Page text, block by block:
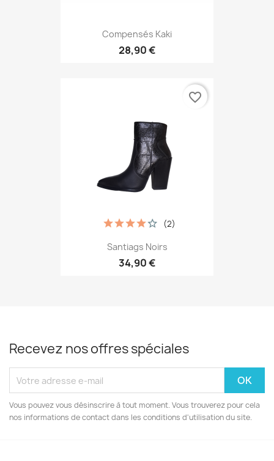
Compensés Kaki
28,90 €
Santiags Noirs
34,90 €
(2)
favorite_border
Recevez nos offres spéciales
Vous pouvez vous désinscrire à tout moment. Vous trouverez pour cela
nos informations de contact dans les conditions d'utilisation du site.